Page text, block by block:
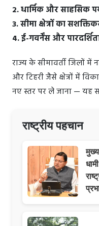
2. धार्मिक और साहसिक
3. सीमा क्षेत्रों का
4. ई-गवर्नेंस और
राज्य के सीमावर्ती जिलों
और टिहरी जैसे क्षेत्रों में
नए स्तर पर ले जाना — यह
राष्ट्रीय पहचान